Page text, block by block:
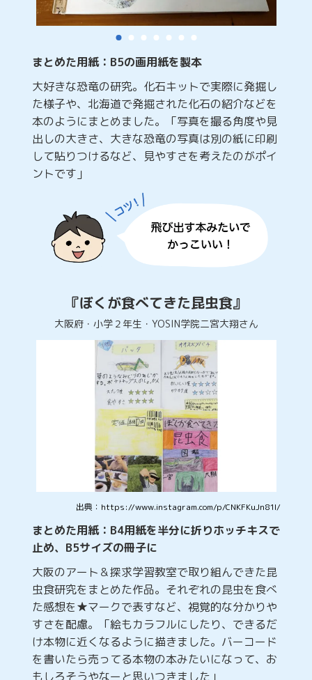
まとめた用紙：B5の画用紙を製本
大好きな恐竜の研究。化石キットで実際に発掘し
た様子や、北海道で発掘された化石の紹介などを
本のようにまとめました。「写真を撮る角度や見
出しの大きさ、大きな恐竜の写真は別の紙に印刷
して貼りつけるなど、見やすさを考えたのがポイ
ントです」
『ぼくが食べてきた昆虫食』
大阪府・小学２年生・YOSIN学院二宮大翔さん
出典：https://www.instagram.com/p/CNKFKuJn81I/
まとめた用紙：B4用紙を半分に折りホッチキスで
止め、B5サイズの冊子に
大阪のアート＆探求学習教室で取り組んできた昆
虫食研究をまとめた作品。それぞれの昆虫を食べ
た感想を★マークで表すなど、視覚的な分かりや
すさを配慮。「絵もカラフルにしたり、できるだ
け本物に近くなるように描きました。バーコード
を書いたら売ってる本物の本みたいになって、お
もしろそうやなーと思いつきました」